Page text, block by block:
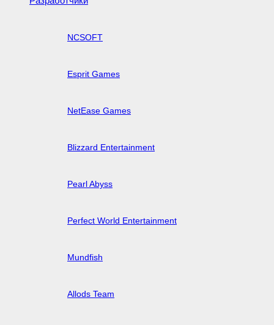
NCSOFT
Esprit Games
NetEase Games
Blizzard Entertainment
Pearl Abyss
Perfect World Entertainment
Mundfish
Allods Team